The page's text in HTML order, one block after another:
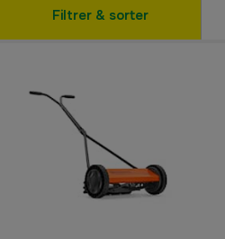
Filtrer & sorter